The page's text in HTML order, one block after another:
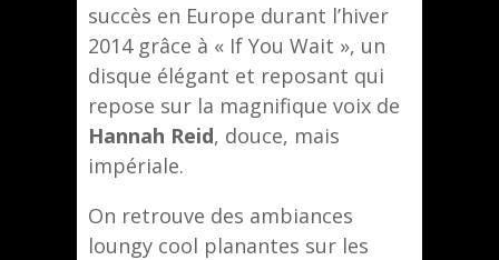
succès en Europe durant l’hiver
2014 grâce à « If You Wait », un
disque élégant et reposant qui
repose sur la magnifique voix de
Hannah Reid, douce, mais
impériale.
On retrouve des ambiances
loungy cool planantes sur les